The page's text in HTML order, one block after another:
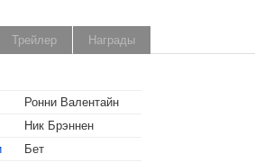
Трейлер Награды
Ронни Валентайн
Ник Брэннен
Бет